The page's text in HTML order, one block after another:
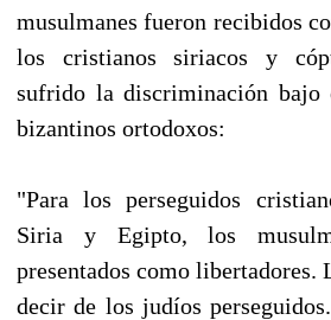
musulmanes fueron recibidos
los cristianos siriacos y
sufrido la discriminación bajo
bizantinos ortodoxos:
"Para los perseguidos
Siria y Egipto, los
presentados como libertadores.
decir de los judíos